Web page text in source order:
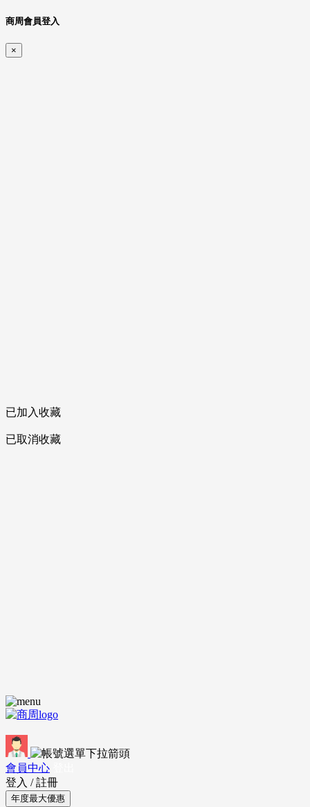
商周會員登入
×
已加入收藏
已取消收藏
會員中心
登入 / 註冊
年度最大優惠